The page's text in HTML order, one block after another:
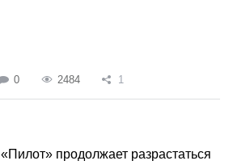
0 2484 1
«Пилот» продолжает разрастаться